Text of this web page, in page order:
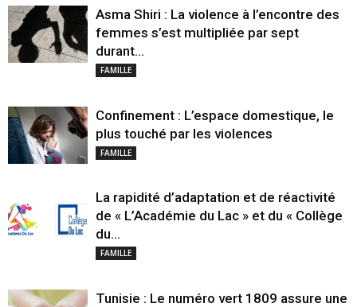
Asma Shiri : La violence à l’encontre des
femmes s’est multipliée par sept
durant...
FAMILLE
Confinement : L’espace domestique, le
plus touché par les violences
FAMILLE
La rapidité d’adaptation et de réactivité
de « L’Académie du Lac » et du « Collège
du...
FAMILLE
Tunisie : Le numéro vert 1809 assure une